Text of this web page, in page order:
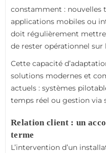
constamment : nouvelles
applications mobiles ou
doit régulièrement mettre
de rester opérationnel sur
Cette capacité
solutions modernes et
actuels : systèmes
temps réel ou gestion via
Relation client : un
terme
L’intervention d’un